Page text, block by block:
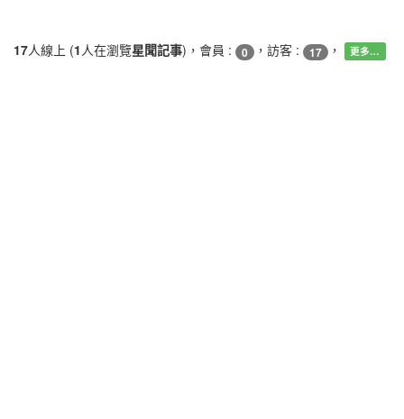
17人線上 (1人在瀏覽星聞記事)，會員 : 0 ，訪客 : 17 ， 更多…